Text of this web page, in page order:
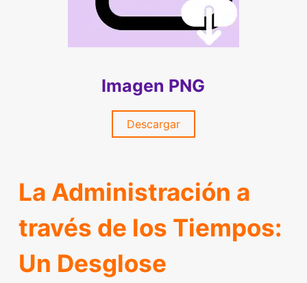
Imagen PNG
Descargar
La Administración a
través de los Tiempos:
Un Desglose